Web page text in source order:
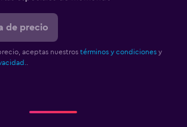
de precio
aceptas nuestros términos y condiciones y
.